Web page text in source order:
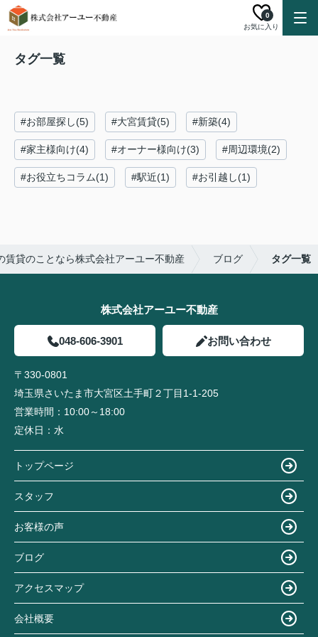
お気に入り
0
タグ一覧
#お部屋探し(5) #大宮賃貸(5) #新築(4)
#家主様向け(4) #オーナー様向け(3) #周辺環境(2)
#お役立ちコラム(1) #駅近(1) #お引越し(1)
賃貸のことなら株式会社アーユー不動産 ブログ タグ一覧
株式会社アーユー不動産
048-606-3901 お問い合わせ
〒330-0801
埼玉県さいたま市大宮区土手町２丁目1-1-205
営業時間： 10:00～18:00
定休日： 水
トップページ
スタッフ
お客様の声
ブログ
アクセスマップ
会社概要